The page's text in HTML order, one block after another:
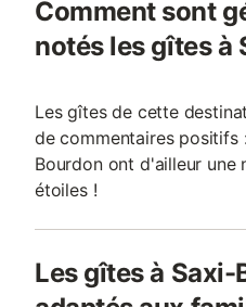
Comment sont
notés les gîtes à
Les gîtes de cette
de commentaires positifs
Bourdon ont d'ailleur une
étoiles !
Les gîtes à